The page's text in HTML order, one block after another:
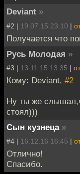
Deviant »
#2 | 19.07.15 23:10 |
Получается что
Русь Молодая »
#3 | 13.11.15 13:35 |
Кому: Deviant, #2
Ну ты же
стоял)))
Сын кузнеца »
#4 | 16.12.16 16:45 |
Отлично!
Спасибо.